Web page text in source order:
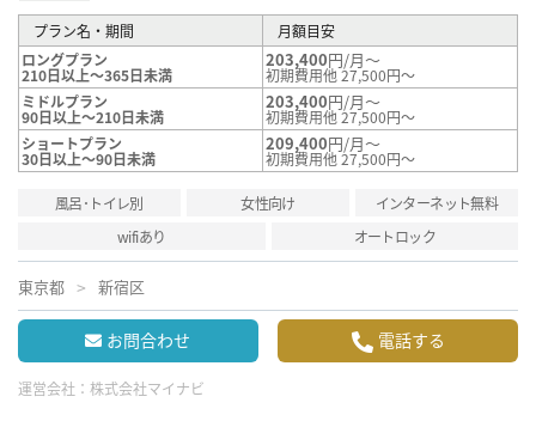
プラン名・期間
月額目安
ロングプラン
210日以上～365日未満
203,400円/月～
初期費用他 27,500円～
ミドルプラン
90日以上～210日未満
203,400円/月～
初期費用他 27,500円～
ショートプラン
30日以上～90日未満
209,400円/月～
初期費用他 27,500円～
風呂･トイレ別 女性向け
インターネット無料
wifiあり
オートロック
東京都 新宿区
お問合わせ 電話する
運営会社： 株式会社マイナビ